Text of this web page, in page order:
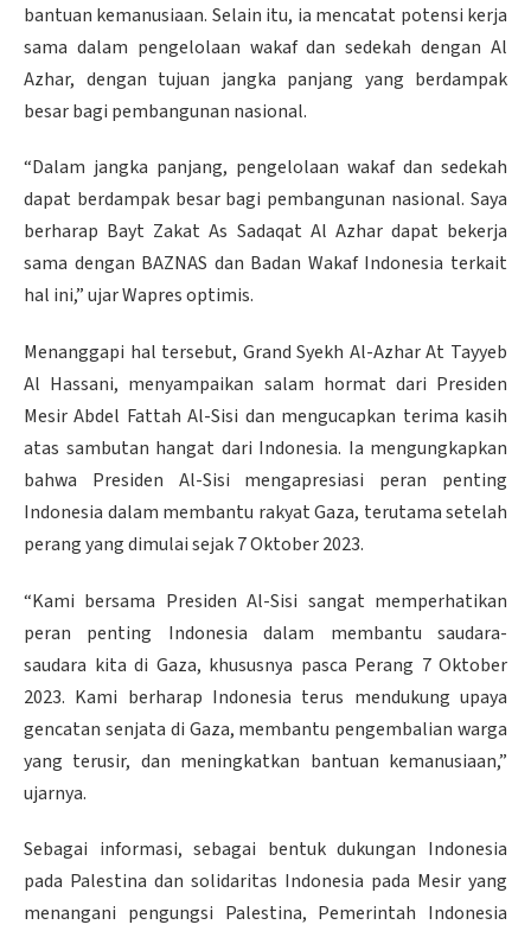
bantuan kemanusiaan. Selain itu, ia mencatat potensi kerja
sama dalam pengelolaan wakaf dan sedekah dengan Al
Azhar, dengan tujuan jangka panjang yang berdampak
besar bagi pembangunan nasional.
“Dalam jangka panjang, pengelolaan wakaf dan sedekah
dapat berdampak besar bagi pembangunan nasional. Saya
berharap Bayt Zakat As Sadaqat Al Azhar dapat bekerja
sama dengan BAZNAS dan Badan Wakaf Indonesia terkait
hal ini,” ujar Wapres optimis.
Menanggapi hal tersebut, Grand Syekh Al-Azhar At Tayyeb
Al Hassani, menyampaikan salam hormat dari Presiden
Mesir Abdel Fattah Al-Sisi dan mengucapkan terima kasih
atas sambutan hangat dari Indonesia. Ia mengungkapkan
bahwa Presiden Al-Sisi mengapresiasi peran penting
Indonesia dalam membantu rakyat Gaza, terutama setelah
perang yang dimulai sejak 7 Oktober 2023.
“Kami bersama Presiden Al-Sisi sangat memperhatikan
peran penting Indonesia dalam membantu saudara-
saudara kita di Gaza, khususnya pasca Perang 7 Oktober
2023. Kami berharap Indonesia terus mendukung upaya
gencatan senjata di Gaza, membantu pengembalian warga
yang terusir, dan meningkatkan bantuan kemanusiaan,”
ujarnya.
Sebagai informasi, sebagai bentuk dukungan Indonesia
pada Palestina dan solidaritas Indonesia pada Mesir yang
menangani pengungsi Palestina, Pemerintah Indonesia